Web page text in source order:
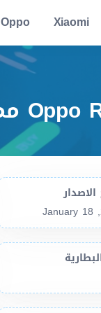
Xiaomi
Oppo
الاصدار